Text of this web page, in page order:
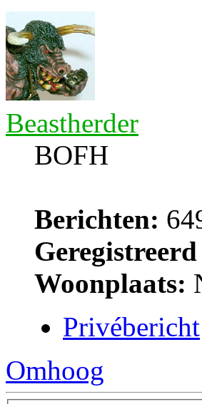
Beastherder
BOFH
Berichten:
Woonplaats:
Privébericht
Omhoog